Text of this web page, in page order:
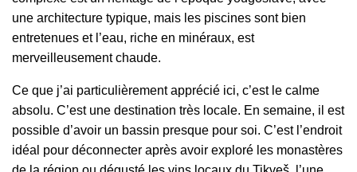
une architecture typique, mais les piscines sont bien
entretenues et l’eau, riche en minéraux, est
merveilleusement chaude.
Ce que j’ai particulièrement apprécié ici, c’est le calme
absolu. C’est une destination très locale. En semaine, il est
possible d’avoir un bassin presque pour soi. C’est l’endroit
idéal pour déconnecter après avoir exploré les monastères